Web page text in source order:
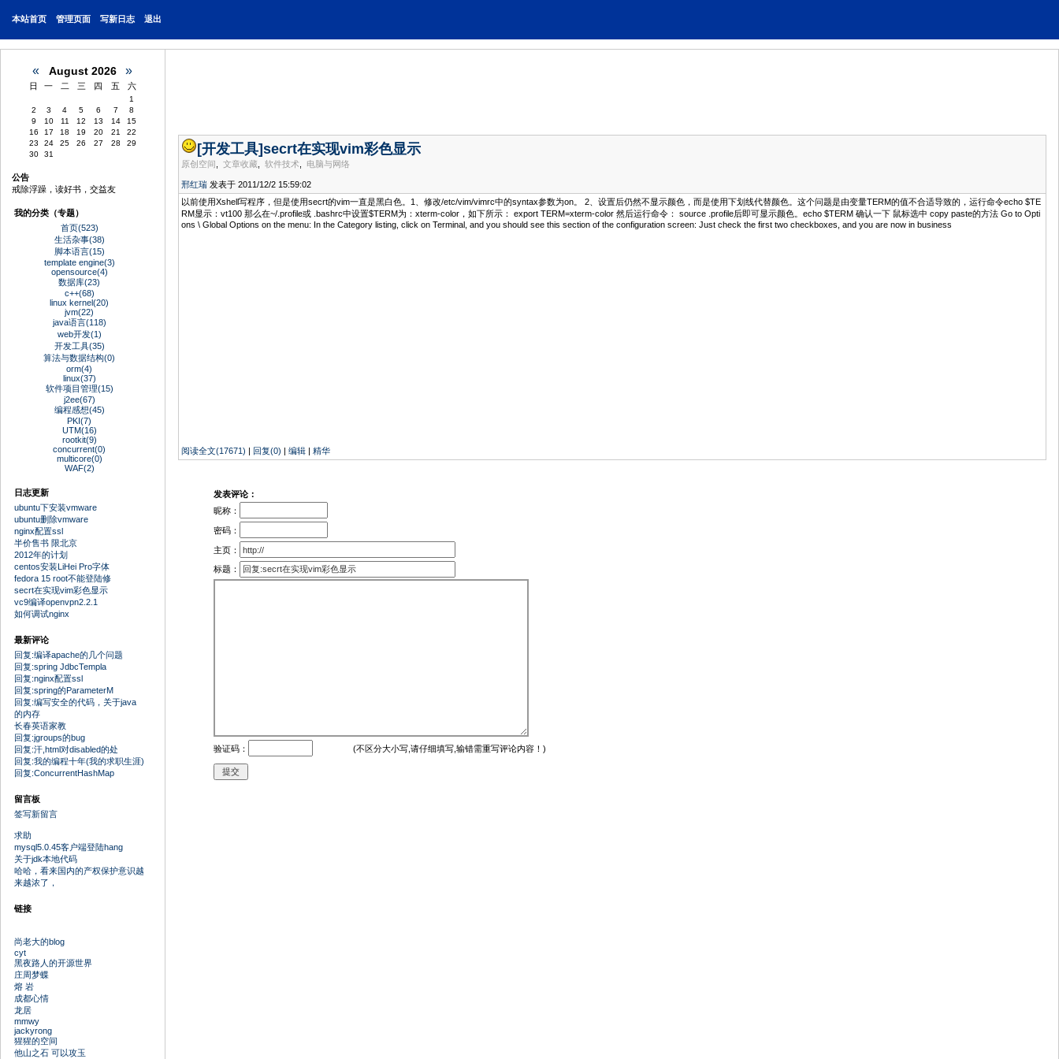
本站首页 管理页面 写新日志 退出
« August 2026 »
日 一 二 三 四 五 六
1
2
3 4 5 6 7
8
9
10 11 12 13 14
15
16
17 18 19 20 21
22
23
24 25 26 27 28
29
30
31
公告
戒除浮躁，读好书，交益友
我的分类（专题）
首页(523)
生活杂事(38)
脚本语言(15)
template engine(3)
opensource(4)
数据库(23)
c++(68)
linux kernel(20)
jvm(22)
java语言(118)
web开发(1)
开发工具(35)
算法与数据结构(0)
orm(4)
linux(37)
软件项目管理(15)
j2ee(67)
编程感想(45)
PKI(7)
UTM(16)
rootkit(9)
concurrent(0)
multicore(0)
WAF(2)
日志更新
ubuntu下安装vmware
ubuntu删除vmware
nginx配置ssl
半价售书 限北京
2012年的计划
centos安装LiHei Pro字体
fedora 15 root不能登陆修
secrt在实现vim彩色显示
vc9编译openvpn2.2.1
如何调试nginx
最新评论
回复:编译apache的几个问题
回复:spring JdbcTempla
回复:nginx配置ssl
回复:spring的ParameterM
回复:编写安全的代码，关于java
的内存
长春英语家教
回复:jgroups的bug
回复:汗,html对disabled的处
回复:我的编程十年(我的求职生涯)
回复:ConcurrentHashMap
留言板
签写新留言
求助
mysql5.0.45客户端登陆hang
关于jdk本地代码
哈哈，看来国内的产权保护意识越
来越浓了，
链接
尚老大的blog
cyt
黑夜路人的开源世界
庄周梦蝶
熔 岩
成都心情
龙居
mmwy
jackyrong
猩猩的空间
他山之石 可以攻玉
[开发工具]secrt在实现vim彩色显示
原创空间 文章收藏 软件技术 电脑与网络
邢红瑞发表于 2011/12/2 15:59:02
以前使用Xshell写程序，但是使用secrt的vim一直是黑白色。1、修改/etc/vim/vimrc中的syntax参数为on。 2、设置后仍然不显示颜色，而是使用下划线代替颜色。这个问题是由变量TERM的值不合适导致的，运行命令echo $TE
RM显示：vt100 那么在~/.profile或 .bashrc中设置$TERM为：xterm-color，如下所示： export TERM=xterm-color 然后运行命令： source .profile后即可显示颜色。echo $TERM 确认一下 鼠标选中 copy paste的方法 Go to Opti
ons \ Global Options on the menu: In the Category listing, click on Terminal, and you should see this section of the configuration screen: Just check the first two checkboxes, and you are now in business
阅读全文(17671) | 回复(0) | 编辑| 精华
发表评论：
昵称：
密码：
主页：
标题：
验证码： (不区分大小写,请仔细填写,输错需重写评论内容！)